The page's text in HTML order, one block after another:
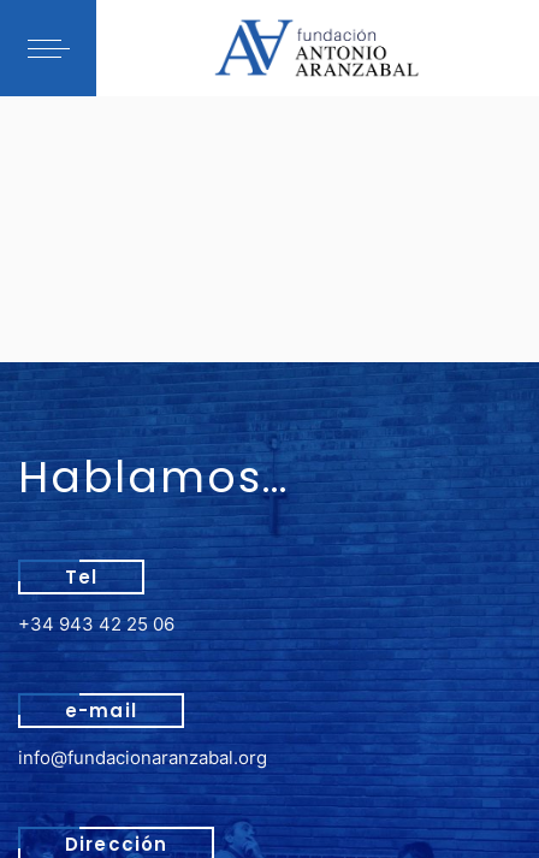
Hablamos…
Tel
+34 943 42 25 06
e-mail
info@fundacionaranzabal.org
Dirección